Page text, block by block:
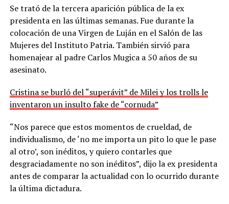
Se trató de la tercera aparición pública de la ex
presidenta en las últimas semanas. Fue durante la
colocación de una Virgen de Luján en el Salón de las
Mujeres del Instituto Patria. También sirvió para
homenajear al padre Carlos Mugica a 50 años de su
asesinato.
Cristina se burló del “superávit” de Milei y los trolls le
inventaron un insulto fake de “cornuda”
“Nos parece que estos momentos de crueldad, de
individualismo, de ‘no me importa un pito lo que le pase
al otro’, son inéditos, y quiero contarles que
desgraciadamente no son inéditos”, dijo la ex presidenta
antes de comparar la actualidad con lo ocurrido durante
la última dictadura.